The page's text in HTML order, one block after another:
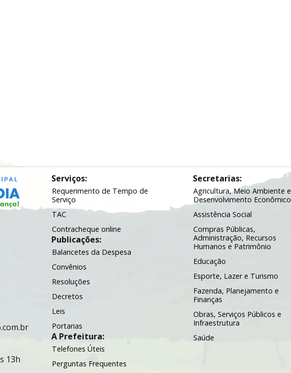
13h
Serviços:
Requerimento de Tempo de
Serviço
TAC
Contracheque online
Publicações:
Balancetes da Despesa
Convênios
Resoluções
Decretos
Leis
Portarias
A Prefeitura:
Telefones Úteis
Perguntas Frequentes
Secretarias:
Agricultura, Meio Ambiente e
Desenvolvimento Econômico
Assistência Social
Compras Públicas,
Administração, Recursos
Humanos e Patrimônio
Educação
Esporte, Lazer e Turismo
Fazenda, Planejamento e
Finanças
Obras, Serviços Públicos e
Infraestrutura
Saúde